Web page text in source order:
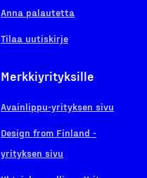
Anna palautetta
Tilaa uutiskirje
Merkkiyrityksille
Avainlippu-yrityksen sivu
Design from Finland -
yrityksen sivu